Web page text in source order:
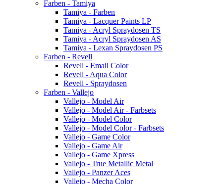
Farben - Tamiya
Tamiya - Farben
Tamiya - Lacquer Paints LP
Tamiya - Acryl Spraydosen TS
Tamiya - Acryl Spraydosen AS
Tamiya - Lexan Spraydosen PS
Farben - Revell
Revell - Email Color
Revell - Aqua Color
Revell - Spraydosen
Farben - Vallejo
Vallejo - Model Air
Vallejo - Model Air - Farbsets
Vallejo - Model Color
Vallejo - Model Color - Farbsets
Vallejo - Game Color
Vallejo - Game Air
Vallejo - Game Xpress
Vallejo - True Metallic Metal
Vallejo - Panzer Aces
Vallejo - Mecha Color